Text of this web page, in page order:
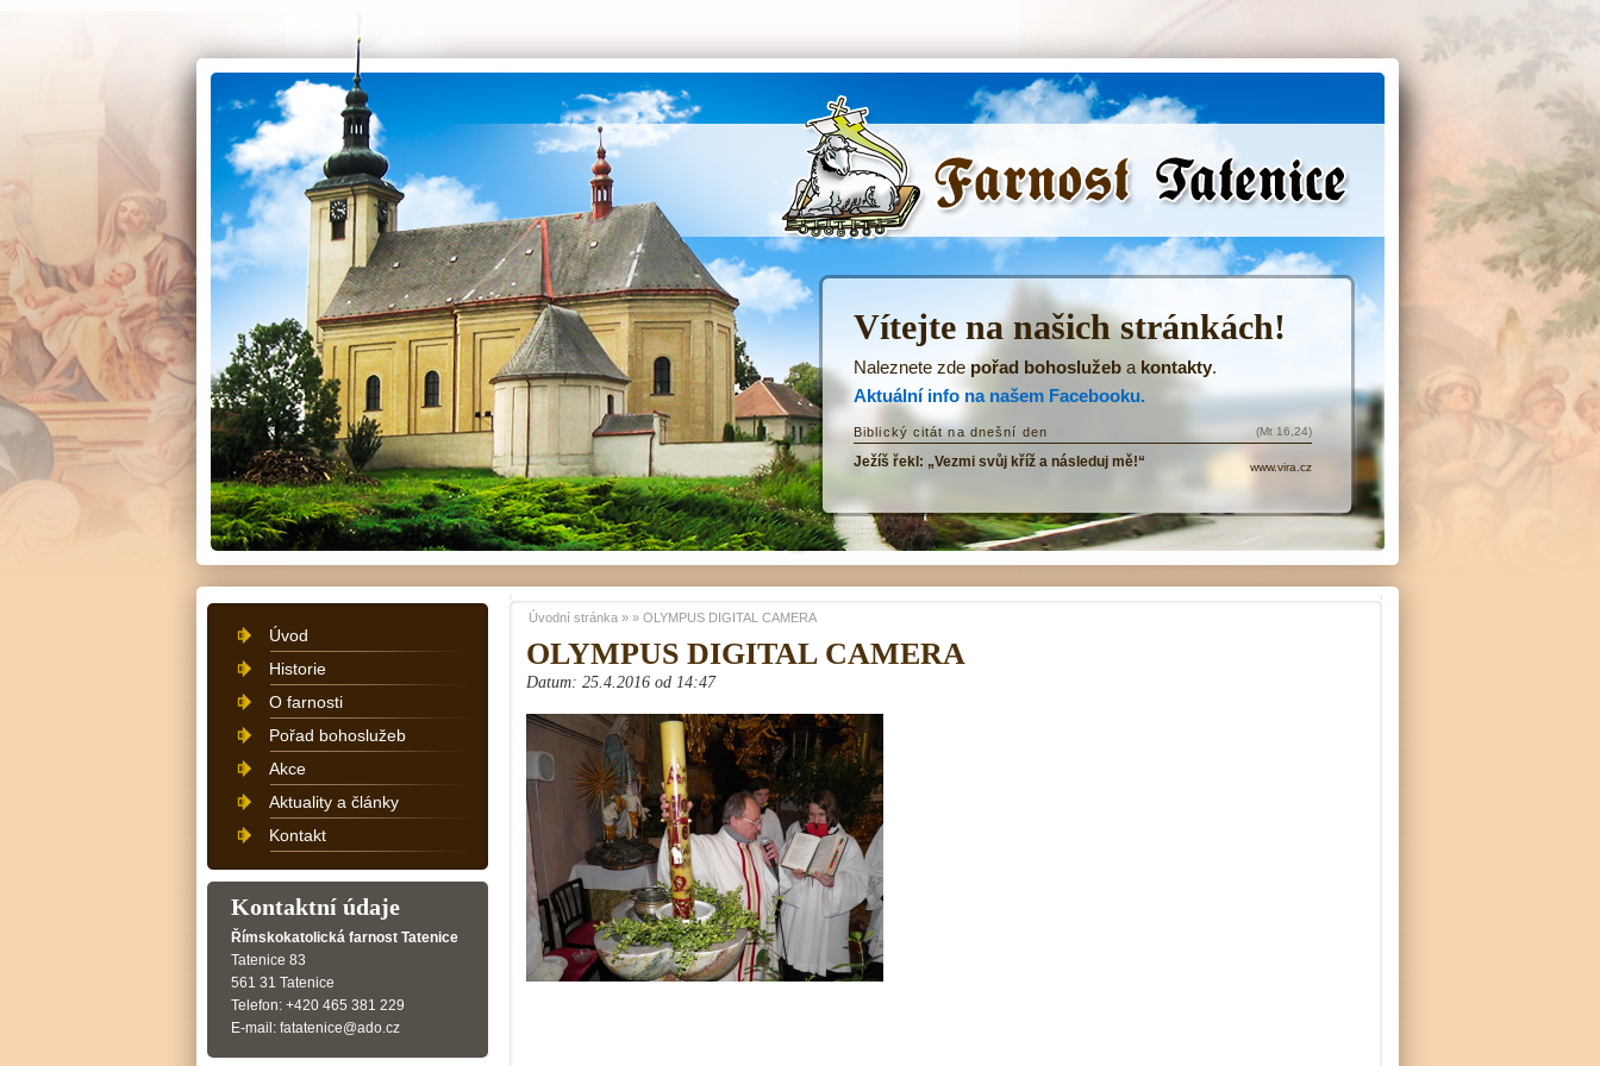
ŘKF Tatenice -
OLYMPUS DIGITAL CAMERA
Datum: 25.4.2016 od 14:47
Úvodní stránka » » OLYMPUS DIGITAL CAMERA
Úvod
Historie
O farnosti
Pořad bohoslužeb
Akce
Aktuality a články
Kontakt
Kontaktní údaje
Římskokatolická farnost Tatenice
Tatenice 83
561 31 Tatenice
Telefon: +420 465 381 229
E-mail: fatatenice@ado.cz
Vítejte na našich stránkách!
Naleznete zdepořad bohoslužeb a kontakty.
Aktuální info na našem Facebooku.
Biblický citát na dnešní den
Ježíš řekl: „Vezmi svůj kříž a následuj mě!“
(Mt 16,24)
www.vira.cz